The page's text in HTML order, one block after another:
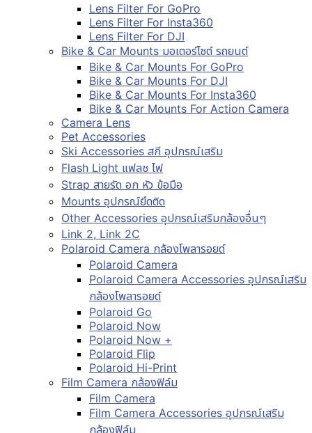
Lens Filter For GoPro
Lens Filter For Insta360
Lens Filter For DJI
Bike & Car Mounts มอเตอร์ไซต์ รถยนต์
Bike & Car Mounts For GoPro
Bike & Car Mounts For DJI
Bike & Car Mounts For Insta360
Bike & Car Mounts For Action Camera
Camera Lens
Pet Accessories
Ski Accessories สกี อุปกรณ์เสริม
Flash Light แฟลช ไฟ
Strap สายรัด อก หัว ข้อมือ
Mounts อุปกรณ์ยึดติด
Other Accessories อุปกรณ์เสริมกล้องอื่นๆ
Link 2, Link 2C
Polaroid Camera กล้องโพลารอยด์
Polaroid Camera
Polaroid Camera Accessories อุปกรณ์เสริม
กล้องโพลารอยด์
Polaroid Go
Polaroid Now
Polaroid Now +
Polaroid Flip
Polaroid Hi-Print
Film Camera กล้องฟิล์ม
Film Camera
Film Camera Accessories อุปกรณ์เสริม
กล้องฟิล์ม